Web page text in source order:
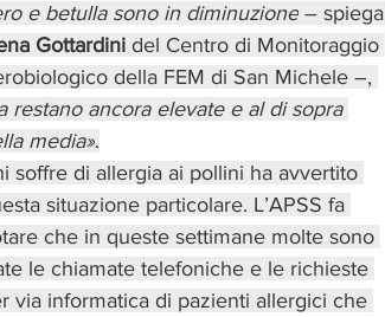
e betulla sono in diminuzione – spiega
Gottardini del Centro di Monitoraggio
della FEM di San Michele –,
restano ancora elevate e al di sopra
media».
soffre di allergia ai pollini ha avvertito
situazione particolare. L’APSS fa
che in queste settimane molte sono
le chiamate telefoniche e le richieste
via informatica di pazienti allergici che